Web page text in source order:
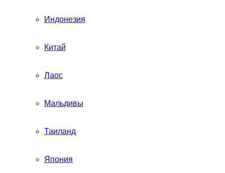
Индонезия
Китай
Лаос
Мальдивы
Таиланд
Япония